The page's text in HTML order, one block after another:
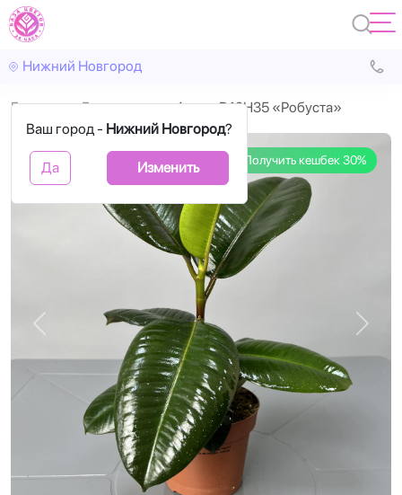
Нижний Новгород
Ваш город - Нижний Новгород?
Да Изменить
Главная Горшечные Фикус D12H35 «Робуста»
Получить кешбек 30%
Назад